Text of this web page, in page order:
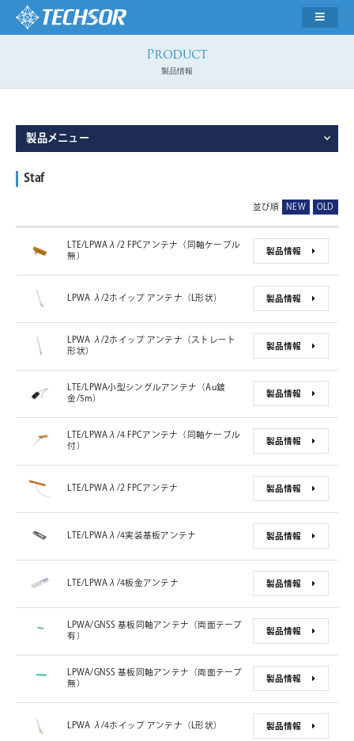
製品情報
製品メニュー
Staf
並び順 NEW OLD
LTE/LPWAλ/2 FPCアンテナ（同軸ケーブル
無）
製品情報
LPWA λ/2ホイップ アンテナ（L形状） 製品情報
LPWA λ/2ホイップ アンテナ（ストレート
形状）
製品情報
LTE/LPWA小型シングルアンテナ（Au鍍
金/5m）
製品情報
LTE/LPWAλ/4 FPCアンテナ（同軸ケーブル
付）
製品情報
LTE/LPWAλ/2 FPCアンテナ 製品情報
LTE/LPWAλ/4実装基板アンテナ 製品情報
LTE/LPWAλ/4板金アンテナ 製品情報
LPWA/GNSS 基板同軸アンテナ（両面テープ
有）
製品情報
LPWA/GNSS 基板同軸アンテナ（両面テープ
無）
製品情報
LPWA λ/4ホイップ アンテナ（L形状） 製品情報